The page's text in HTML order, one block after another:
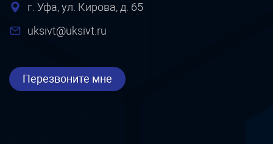
г. Уфа, ул. Кирова, д. 65
uksivt@uksivt.ru
Перезвоните мне